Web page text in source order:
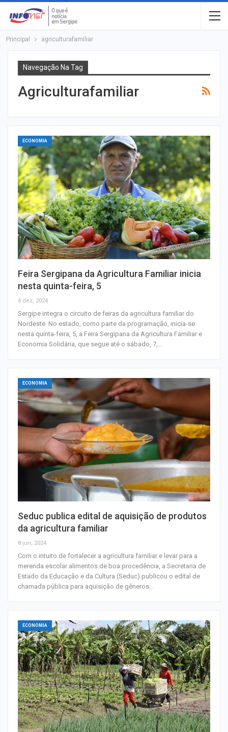
Principal agriculturafamiliar
Navegação Na Tag
Agriculturafamiliar
ECONOMIA
Feira Sergipana da Agricultura Familiar inicia
nesta quinta-feira, 5
4 dez, 2024
Sergipe integra o circuito de feiras da agricultura familiar do
Nordeste. No estado, como parte da programação, inicia-se
nesta quinta-feira, 5, a Feira Sergipana da Agricultura Familiar e
Economia Solidária, que segue até o sábado, 7,…
ECONOMIA
Seduc publica edital de aquisição de produtos
da agricultura familiar
8 jun, 2024
Com o intuito de fortalecer a agricultura familiar e levar para a
merenda escolar alimentos de boa procedência, a Secretaria de
Estado da Educação e da Cultura (Seduc) publicou o edital de
chamada pública para aquisição de gêneros…
ECONOMIA